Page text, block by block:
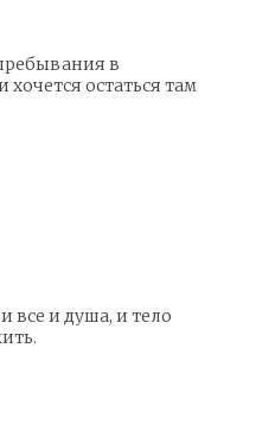
в
остаться там
все и душа, и тело